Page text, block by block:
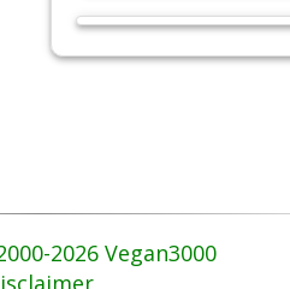
2026 Vegan3000